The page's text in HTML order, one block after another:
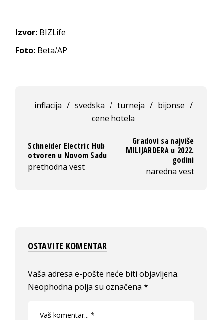
Izvor: BIZLife
Foto: Beta/AP
inflacija / svedska / turneja / bijonse /
cene hotela
Schneider Electric Hub
otvoren u Novom Sadu
prethodna vest
Gradovi sa najviše
MILIJARDERA u 2022.
godini
naredna vest
OSTAVITE KOMENTAR
Vaša adresa e-pošte neće biti objavljena.
Neophodna polja su označena*